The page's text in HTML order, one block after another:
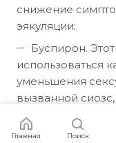
снижение
эякуляции;
Буспирон.
использоваться
уменьшения
вызванной
Мидодрин.
Главная Поиск